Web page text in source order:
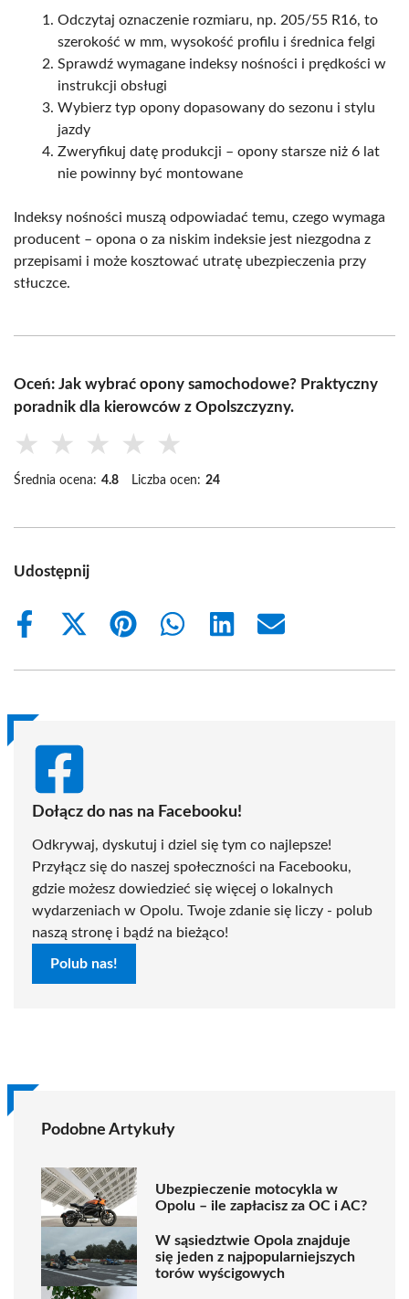
Odczytaj oznaczenie rozmiaru, np. 205/55 R16, to
szerokość w mm, wysokość profilu i średnica felgi
Sprawdź wymagane indeksy nośności i prędkości w
instrukcji obsługi
Wybierz typ opony dopasowany do sezonu i stylu
jazdy
Zweryfikuj datę produkcji – opony starsze niż 6 lat
nie powinny być montowane
Indeksy nośności muszą odpowiadać temu, czego wymaga
producent – opona o za niskim indeksie jest niezgodna z
przepisami i może kosztować utratę ubezpieczenia przy
stłuczce.
Oceń: Jak wybrać opony samochodowe? Praktyczny
poradnik dla kierowców z Opolszczyzny.
★ ★ ★ ★ ★
Średnia ocena: 4.8 Liczba ocen: 24
Udostępnij
Share
Share
(Twitter)
Share
Share
Share
Share
Dołącz do nas na Facebooku!
Odkrywaj, dyskutuj i dziel się tym co najlepsze!
Przyłącz się do naszej społeczności na Facebooku,
gdzie możesz dowiedzieć się więcej o lokalnych
wydarzeniach w Opolu. Twoje zdanie się liczy - polub
naszą stronę i bądź na bieżąco!
Polub nas!
Podobne Artykuły
Ubezpieczenie motocykla w
Opolu – ile zapłacisz za OC i AC?
W sąsiedztwie Opola znajduje
się jeden z najpopularniejszych
torów wyścigowych